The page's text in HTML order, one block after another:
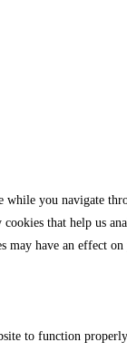
you navigate
that help us
may have an effect
to function